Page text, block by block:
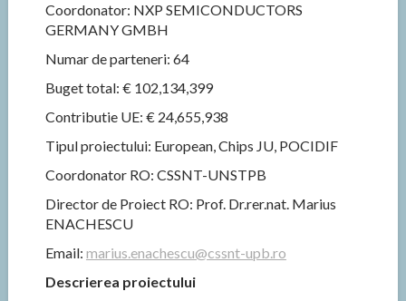
Coordonator: NXP SEMICONDUCTORS
GERMANY GMBH
Numar de parteneri: 64
Buget total: € 102,134,399
Contributie UE: € 24,655,938
Tipul proiectului: European, Chips JU, POCIDIF
Coordonator RO: CSSNT-UNSTPB
Director de Proiect RO: Prof. Dr.rer.nat. Marius
ENACHESCU
Email: marius.enachescu@cssnt-upb.ro
Descrierea proiectului